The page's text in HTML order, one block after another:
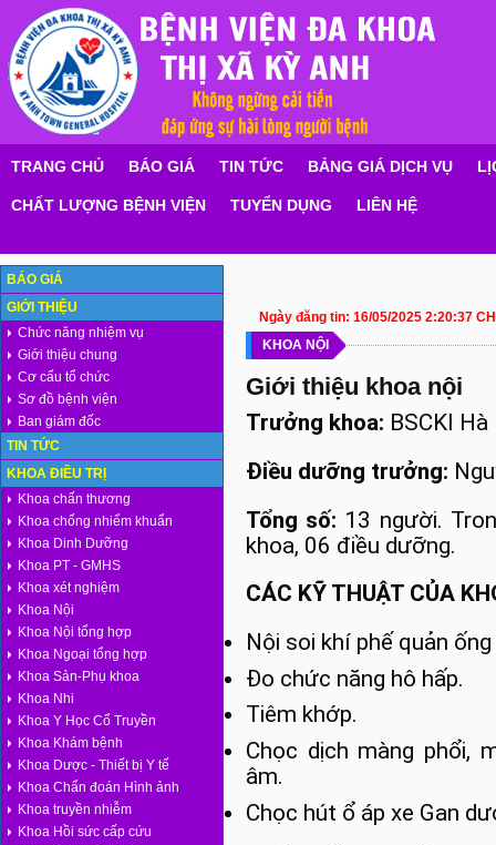
TRANG CHỦ BÁO GIÁ TIN TỨC BẢNG GIÁ DỊCH VỤ
CHẤT LƯỢNG BỆNH VIỆN TUYỂN DỤNG LIÊN HỆ
BÁO GIÁ
GIỚI THIỆU
Chức năng nhiệm vụ
Giới thiệu chung
Cơ cấu tổ chức
Sơ đồ bệnh viện
Ban giám đốc
TIN TỨC
KHOA ĐIỀU TRỊ
Khoa chấn thương
Khoa chống nhiểm khuẩn
Khoa Dinh Dưỡng
Khoa PT - GMHS
Khoa xét nghiệm
Khoa Nội
Khoa Nội tổng hợp
Khoa Ngoại tổng hợp
Khoa Sản-Phụ khoa
Khoa Nhi
Khoa Y Học Cổ Truyền
Khoa Khám bệnh
Khoa Dược - Thiết bị Y tế
Khoa Chẩn đoán Hình ảnh
Khoa truyền nhiễm
Khoa Hồi sức cấp cứu
Ngày đăng tin: 16/05/2025 2:20:37 CH
KHOA NỘI
Giới thiệu khoa nội
Trưởng khoa: BSCKI
Điều dưỡng trưởng:
Tổng số: 13 người.
khoa, 06 điều dưỡng.
CÁC KỸ THUẬT CỦA
Nội soi khí phế quản
Đo chức năng hô hấp.
Tiêm khớp.
Chọc dịch màng phổi,
âm.
Chọc hút ổ áp xe Gan